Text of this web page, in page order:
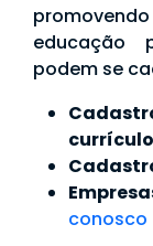
educação
podem se
currículo
conosco